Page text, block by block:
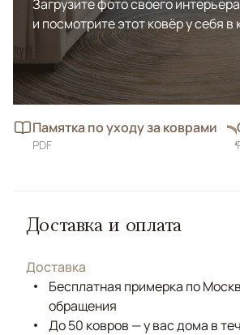
Загрузите фото своего интерьера
и посмотрите этот ковёр у себя в
Памятка по уходу за коврами
PDF
Доставка и оплата
Доставка
Бесплатная примерка по
обращения
До 50 ковров — у вас дома в